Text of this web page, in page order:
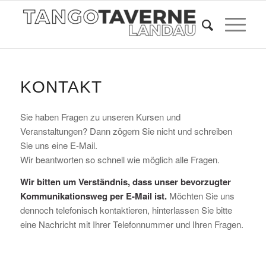
KONTAKT
Sie haben Fragen zu unseren Kursen und
Veranstaltungen? Dann zögern Sie nicht und schreiben
Sie uns eine E-Mail.
Wir beantworten so schnell wie möglich alle Fragen.
Wir bitten um Verständnis, dass unser bevorzugter
Kommunikationsweg per E-Mail ist.Möchten Sie uns
dennoch telefonisch kontaktieren, hinterlassen Sie bitte
eine Nachricht mit Ihrer Telefonnummer und Ihren Fragen.